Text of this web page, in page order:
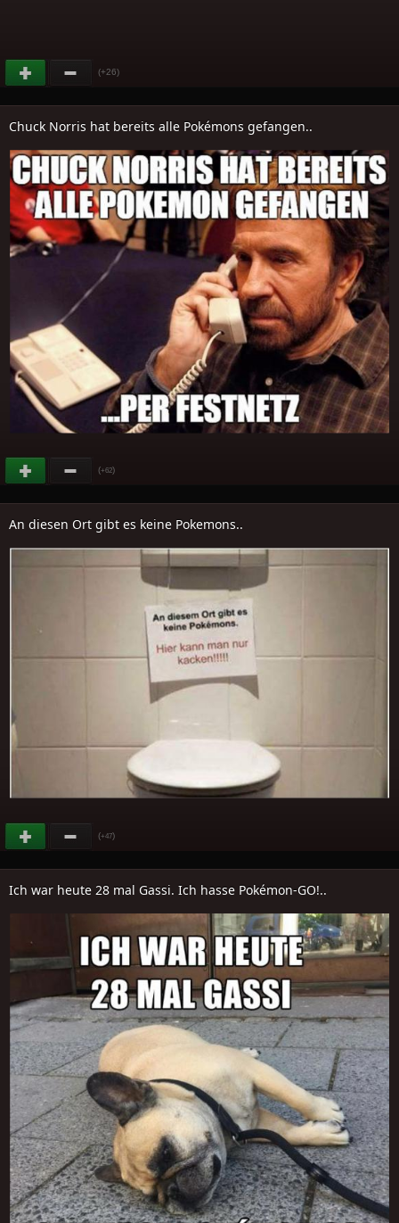
(+26)
Chuck Norris hat bereits alle Pokémons gefangen..
(+62)
An diesen Ort gibt es keine Pokemons..
(+47)
Ich war heute 28 mal Gassi. Ich hasse Pokémon-GO!..